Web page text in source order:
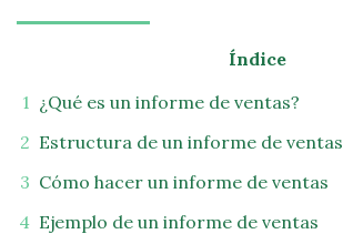
Índice
¿Qué es un informe de ventas?
Estructura de un informe de ventas
Cómo hacer un informe de ventas
Ejemplo de un informe de ventas